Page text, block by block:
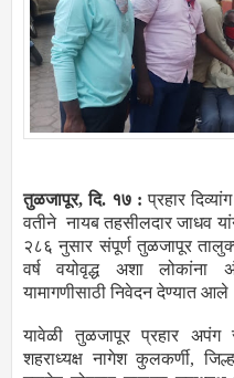
तुळजापूर, दि. १७ : प्रहार
वतीने नायब तहसीलदार जाधव
२८६ नुसार संपूर्ण तुळजापूर
वर्ष वयोवृद्ध अशा लोकांना
यामागणीसाठी निवेदन देण्यात आले
यावेळी तुळजापूर प्रहार
शहराध्यक्ष नागेश कुलकर्णी,